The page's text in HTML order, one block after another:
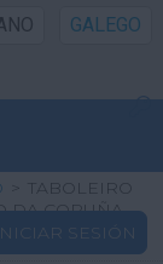
GALEGO
> TABOLEIRO
DA CORUÑA
INICIAR SESIÓN